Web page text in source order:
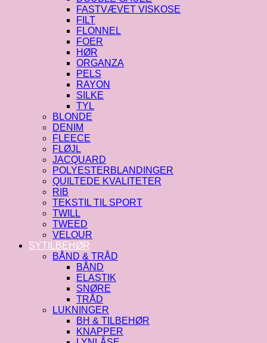
FASTVÆVET VISKOSE
FILT
FLONNEL
FOER
HØR
ORGANZA
PELS
RAYON
SILKE
TYL
BLONDE
DENIM
FLEECE
FLØJL
JACQUARD
POLYESTERBLANDINGER
QUILTEDE KVALITETER
RIB
TEKSTIL TIL SPORT
TWILL
TWEED
VELOUR
SYTILBEHØR
BÅND & TRÅD
BÅND
ELASTIK
SNØRE
TRÅD
LUKNINGER
BH & TILBEHØR
KNAPPER